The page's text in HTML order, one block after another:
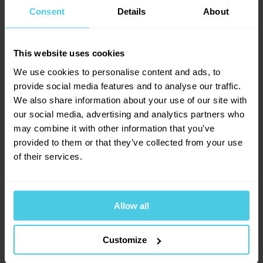
Consent Details About
This website uses cookies
We use cookies to personalise content and ads, to
provide social media features and to analyse our traffic.
We also share information about your use of our site with
our social media, advertising and analytics partners who
may combine it with other information that you’ve
provided to them or that they’ve collected from your use
of their services.
Allow all
Customize
4.8
31 hodnocení
26x
4x
1x
0x
0x
23. 3. 2026
jitule
13. 8. 2012
doplnění
dobrý den, pokud vás uspokojí přepis z obalu: stupeň pražení
mám již zakoupenou a těším se na ní.
8. 8. 2012
📧Provoňte si e-mailovou
schránku kávou
Aromagazín vám pošleme jen, když bude o
čem psát.
Slibujeme na naše kafe.
Přihlásit se